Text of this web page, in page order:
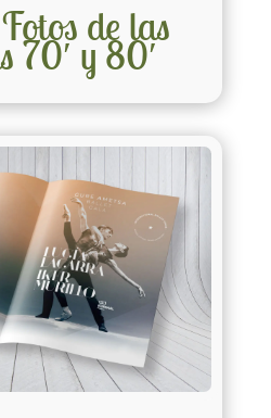
de las
70′ y 80′